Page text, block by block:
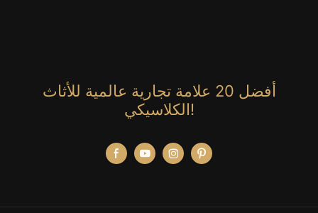
أفضل 20 علامة تجارية عالمية للأثاث
الكلاسيكي!